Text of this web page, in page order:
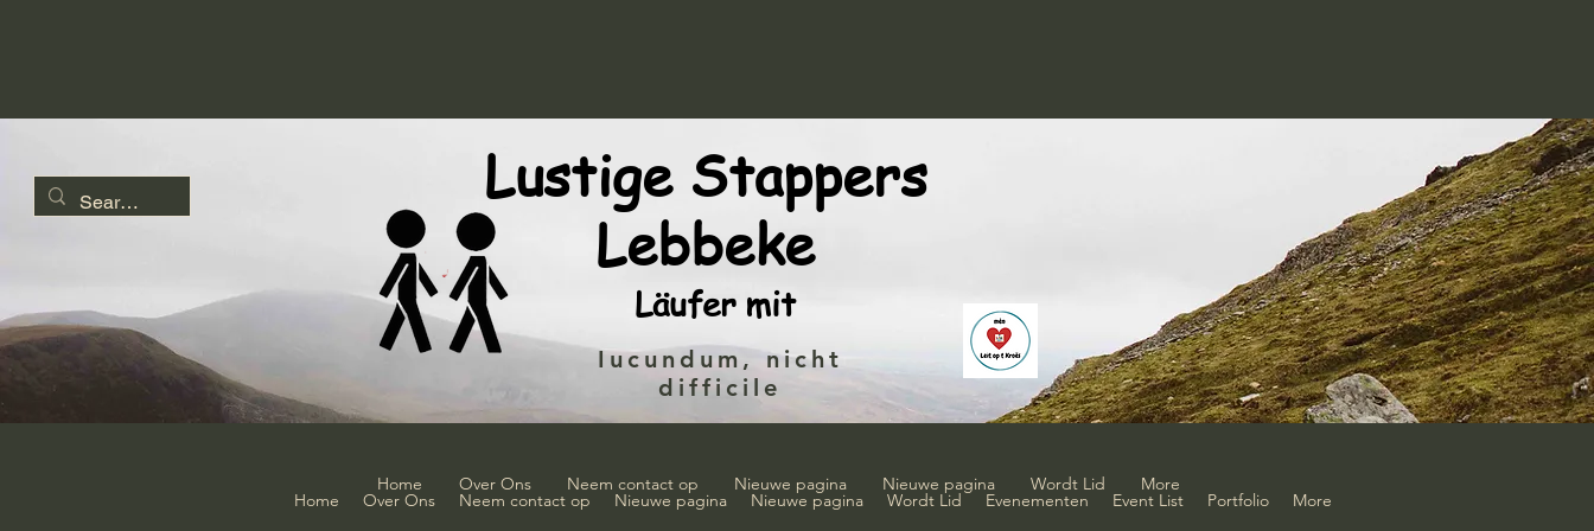
Lustige Stappers
Lebbeke
Läufer mit
Iucundum, nicht
difficile
Home Over Ons Neem contact op Nieuwe pagina Nieuwe pagina Wordt Lid More
Home Over Ons Neem contact op Nieuwe pagina Nieuwe pagina Wordt Lid Evenementen Event List Portfolio More